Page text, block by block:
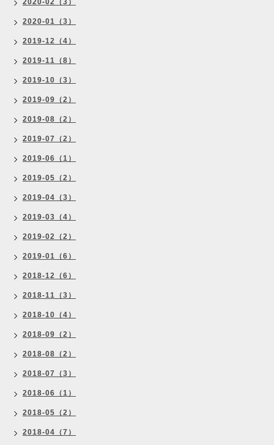
2020-02（3）
2020-01（3）
2019-12（4）
2019-11（8）
2019-10（3）
2019-09（2）
2019-08（2）
2019-07（2）
2019-06（1）
2019-05（2）
2019-04（3）
2019-03（4）
2019-02（2）
2019-01（6）
2018-12（6）
2018-11（3）
2018-10（4）
2018-09（2）
2018-08（2）
2018-07（3）
2018-06（1）
2018-05（2）
2018-04（7）